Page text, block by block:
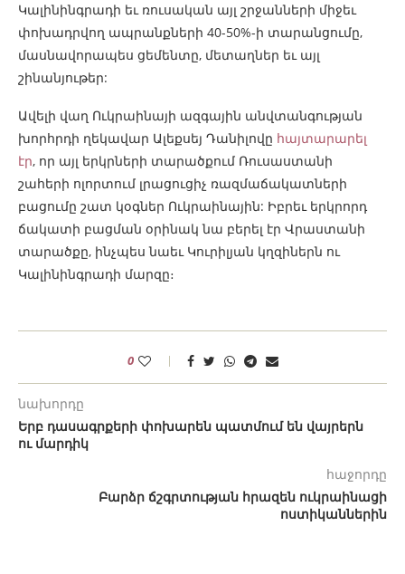
Կալինինգրադի եւ ռուսական այլ շրջանների միջեւ
փոխադրվող ապրանքների 40-50%-ի տարանցումը,
մասնավորապես ցեմենտը, մետաղներ եւ այլ
շինանյութեր:
Ավելի վաղ Ուկրաինայի ազգային անվտանգության
խորհրդի ղեկավար Ալեքսեյ Դանիլովը հայտարարել
էր, որ այլ երկրների տարածքում Ռուսաստանի
շահերի ոլորտում լրացուցիչ ռազմաճակատների
բացումը շատ կօգներ Ուկրաինային: Իբրեւ երկրորդ
ճակատի բացման օրինակ նա բերել էր Վրաստանի
տարածքը, ինչպես նաեւ Կուրիլյան կղզիներն ու
Կալինինգրադի մարզը։
0
նախորդը
Երբ դասագրքերի փոխարեն պատմում են վայրերն
ու մարդիկ
հաջորդը
Բարձր ճշգրտության հրազեն ուկրաինացի
ոստիկաններին